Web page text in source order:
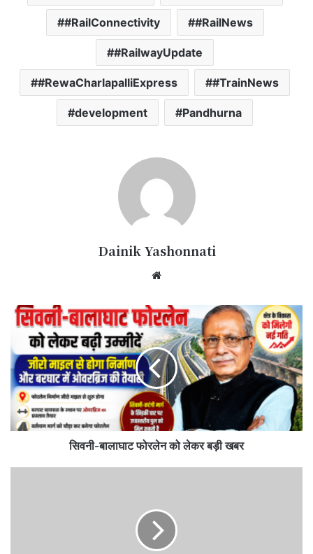
#RailConnectivity #RailNews
#RailwayUpdate
#RewaCharlapalliExpress #TrainNews
development Pandhurna
Dainik Yashonnati
सिवनी-
बालाघाट
फोरलेन
को
लेकर
बड़ी
खबर
सिवनी-बालाघाट फोरलेन को लेकर बड़ी खबर